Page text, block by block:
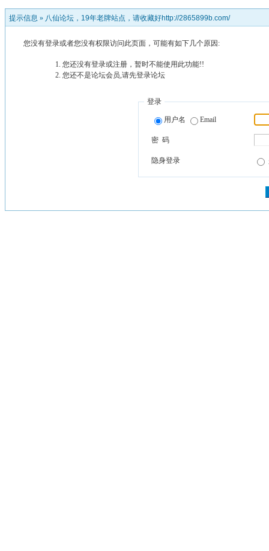
提示信息 » 八仙论坛，19年老牌站点，请收藏好http://2865899b.com/
您没有登录或者您没有权限访问此页面，可能有如下几个原因:
您还没有登录或注册，暂时不能使用此功能!!
您还不是论坛会员,请先登录论坛
登录
用户名 Email
密 码
隐身登录